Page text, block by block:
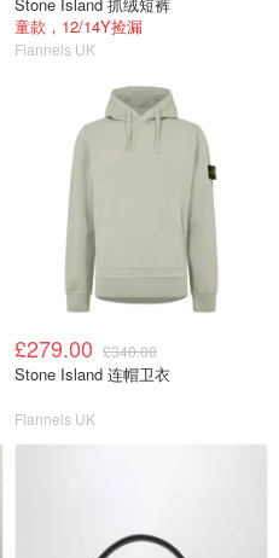
童款，12/14Y捡漏
Flannels UK
£279.00 £340.00
Stone Island 连帽卫衣
Flannels UK